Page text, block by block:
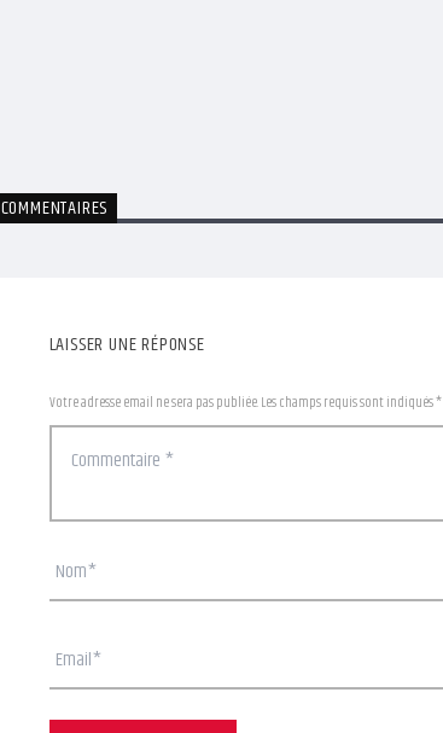
COMMENTAIRES
LAISSER UNE RÉPONSE
Votre adresse email ne sera pas publiée. Les champs requis sont indiqués *